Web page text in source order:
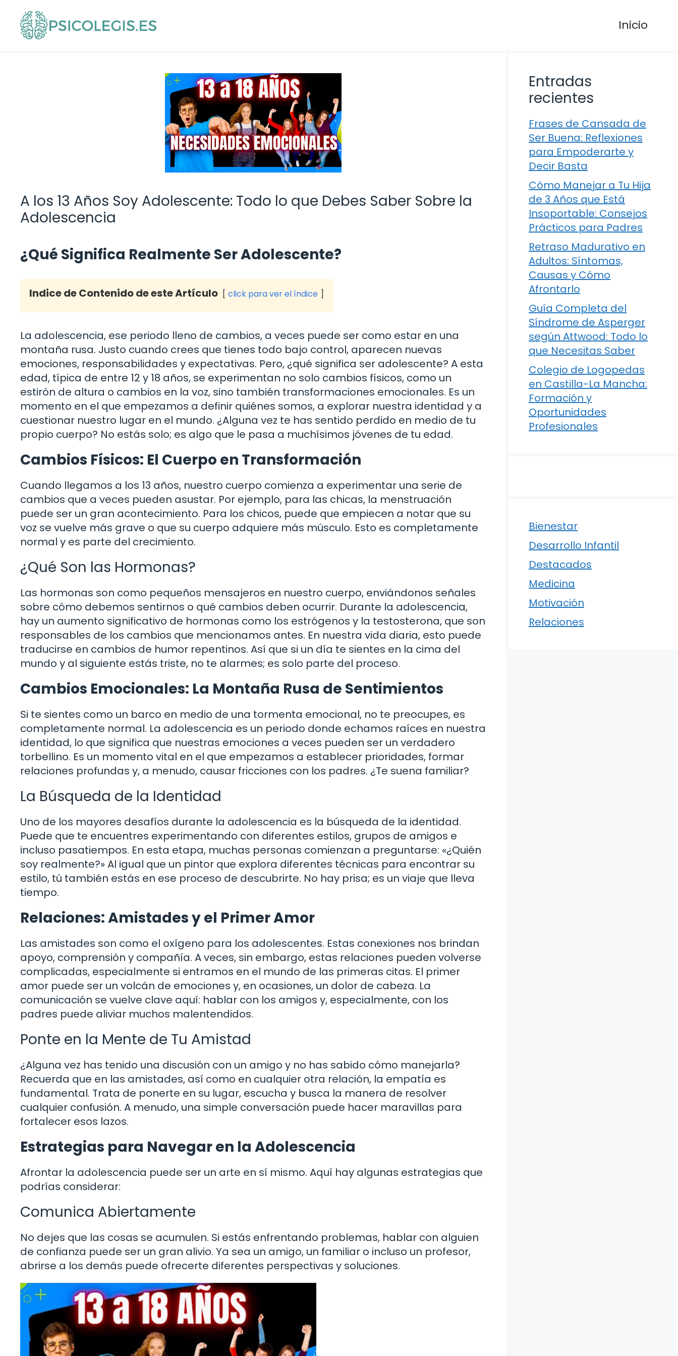
contenido
Inicio
A los 13 Años Soy Adolescente: Todo lo que Debes Saber Sobre la
Adolescencia
¿Qué Significa Realmente Ser Adolescente?
Indice de Contenido de este Artículo click para ver el índice
La adolescencia, ese periodo lleno de cambios, a veces puede ser como estar en una
montaña rusa. Justo cuando crees que tienes todo bajo control, aparecen nuevas
emociones, responsabilidades y expectativas. Pero, ¿qué significa ser adolescente? A esta
edad, típica de entre 12 y 18 años, se experimentan no solo cambios físicos, como un
estirón de altura o cambios en la voz, sino también transformaciones emocionales. Es un
momento en el que empezamos a definir quiénes somos, a explorar nuestra identidad y a
cuestionar nuestro lugar en el mundo. ¿Alguna vez te has sentido perdido en medio de tu
propio cuerpo? No estás solo; es algo que le pasa a muchísimos jóvenes de tu edad.
Cambios Físicos: El Cuerpo en Transformación
Cuando llegamos a los 13 años, nuestro cuerpo comienza a experimentar una serie de
cambios que a veces pueden asustar. Por ejemplo, para las chicas, la menstruación
puede ser un gran acontecimiento. Para los chicos, puede que empiecen a notar que su
voz se vuelve más grave o que su cuerpo adquiere más músculo. Esto es completamente
normal y es parte del crecimiento.
¿Qué Son las Hormonas?
Las hormonas son como pequeños mensajeros en nuestro cuerpo, enviándonos señales
sobre cómo debemos sentirnos o qué cambios deben ocurrir. Durante la adolescencia,
hay un aumento significativo de hormonas como los estrógenos y la testosterona, que son
responsables de los cambios que mencionamos antes. En nuestra vida diaria, esto puede
traducirse en cambios de humor repentinos. Así que si un día te sientes en la cima del
mundo y al siguiente estás triste, no te alarmes; es solo parte del proceso.
Cambios Emocionales: La Montaña Rusa de Sentimientos
Si te sientes como un barco en medio de una tormenta emocional, no te preocupes, es
completamente normal. La adolescencia es un periodo donde echamos raíces en nuestra
identidad, lo que significa que nuestras emociones a veces pueden ser un verdadero
torbellino. Es un momento vital en el que empezamos a establecer prioridades, formar
relaciones profundas y, a menudo, causar fricciones con los padres. ¿Te suena familiar?
La Búsqueda de la Identidad
Uno de los mayores desafíos durante la adolescencia es la búsqueda de la identidad.
Puede que te encuentres experimentando con diferentes estilos, grupos de amigos e
incluso pasatiempos. En esta etapa, muchas personas comienzan a preguntarse: «¿Quién
soy realmente?» Al igual que un pintor que explora diferentes técnicas para encontrar su
estilo, tú también estás en ese proceso de descubrirte. No hay prisa; es un viaje que lleva
tiempo.
Relaciones: Amistades y el Primer Amor
Las amistades son como el oxígeno para los adolescentes. Estas conexiones nos brindan
apoyo, comprensión y compañía. A veces, sin embargo, estas relaciones pueden volverse
complicadas, especialmente si entramos en el mundo de las primeras citas. El primer
amor puede ser un volcán de emociones y, en ocasiones, un dolor de cabeza. La
comunicación se vuelve clave aquí: hablar con los amigos y, especialmente, con los
padres puede aliviar muchos malentendidos.
Ponte en la Mente de Tu Amistad
¿Alguna vez has tenido una discusión con un amigo y no has sabido cómo manejarla?
Recuerda que en las amistades, así como en cualquier otra relación, la empatía es
fundamental. Trata de ponerte en su lugar, escucha y busca la manera de resolver
cualquier confusión. A menudo, una simple conversación puede hacer maravillas para
fortalecer esos lazos.
Estrategias para Navegar en la Adolescencia
Afrontar la adolescencia puede ser un arte en sí mismo. Aquí hay algunas estrategias que
podrías considerar:
Comunica Abiertamente
No dejes que las cosas se acumulen. Si estás enfrentando problemas, hablar con alguien
de confianza puede ser un gran alivio. Ya sea un amigo, un familiar o incluso un profesor,
abrirse a los demás puede ofrecerte diferentes perspectivas y soluciones.
Entradas
recientes
Frases de Cansada de
Ser Buena: Reflexiones
para Empoderarte y
Decir Basta
Cómo Manejar a Tu Hija
de 3 Años que Está
Insoportable: Consejos
Prácticos para Padres
Retraso Madurativo en
Adultos: Síntomas,
Causas y Cómo
Afrontarlo
Guía Completa del
Síndrome de Asperger
según Attwood: Todo lo
que Necesitas Saber
Colegio de Logopedas
en Castilla-La Mancha:
Formación y
Oportunidades
Profesionales
Bienestar
Desarrollo Infantil
Destacados
Medicina
Motivación
Relaciones